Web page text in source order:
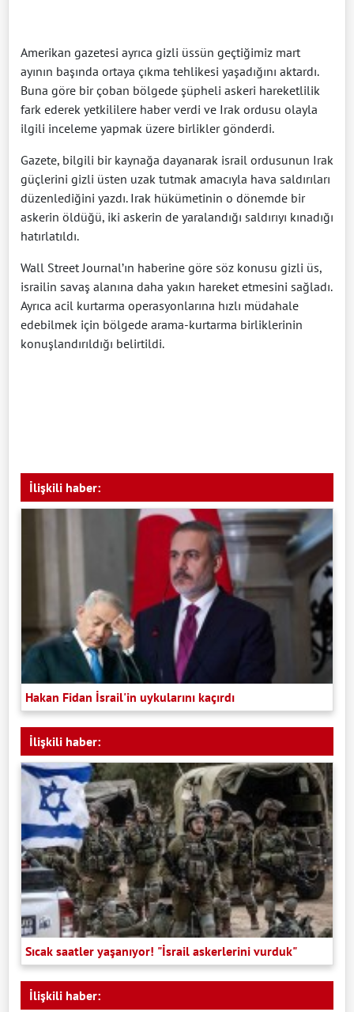
Amerikan gazetesi ayrıca gizli üssün geçtiğimiz mart
ayının başında ortaya çıkma tehlikesi yaşadığını aktardı.
Buna göre bir çoban bölgede şüpheli askeri hareketlilik
fark ederek yetkililere haber verdi ve Irak ordusu olayla
ilgili inceleme yapmak üzere birlikler gönderdi.
Gazete, bilgili bir kaynağa dayanarak israil ordusunun Irak
güçlerini gizli üsten uzak tutmak amacıyla hava saldırıları
düzenlediğini yazdı. Irak hükümetinin o dönemde bir
askerin öldüğü, iki askerin de yaralandığı saldırıyı kınadığı
hatırlatıldı.
Wall Street Journal’ın haberine göre söz konusu gizli üs,
israilin savaş alanına daha yakın hareket etmesini sağladı.
Ayrıca acil kurtarma operasyonlarına hızlı müdahale
edebilmek için bölgede arama-kurtarma birliklerinin
konuşlandırıldığı belirtildi.
İlişkili haber:
Hakan Fidan İsrail'in uykularını kaçırdı
İlişkili haber:
Sıcak saatler yaşanıyor! "İsrail askerlerini vurduk"
İlişkili haber: